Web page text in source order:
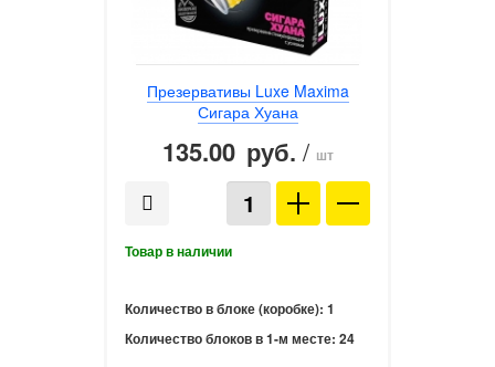
Презервативы Luxe Maxima
Сигара Хуана
135.00 руб. / шт
Количество в блоке (коробке): 1
Количество блоков в 1-м месте: 24